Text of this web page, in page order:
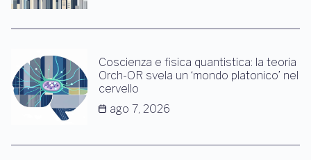
Coscienza e fisica quantistica: la teoria
Orch-OR svela un ‘mondo platonico’ nel
cervello
ago 7, 2026